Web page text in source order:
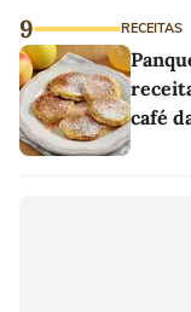
9 RECEITAS
café